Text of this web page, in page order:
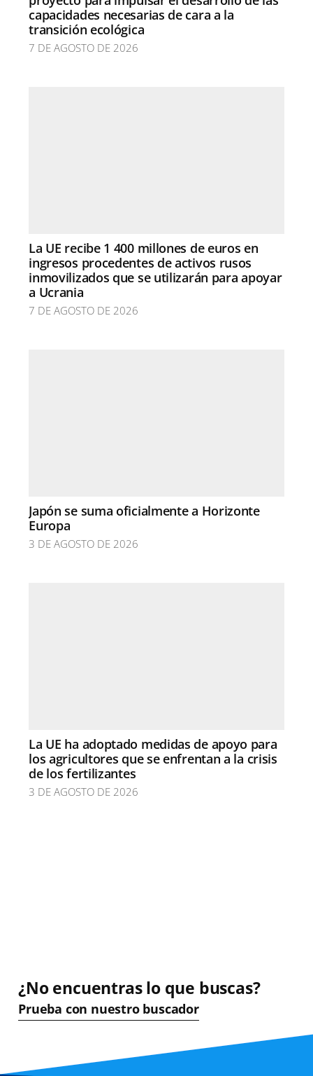
capacidades necesarias de cara a la
transición ecológica
7 DE AGOSTO DE 2026
La UE recibe 1 400 millones de euros en
ingresos procedentes de activos rusos
inmovilizados que se utilizarán para apoyar
a Ucrania
7 DE AGOSTO DE 2026
Japón se suma oficialmente a Horizonte
Europa
3 DE AGOSTO DE 2026
La UE ha adoptado medidas de apoyo para
los agricultores que se enfrentan a la crisis
de los fertilizantes
3 DE AGOSTO DE 2026
¿No encuentras lo que buscas?
Prueba con nuestro buscador